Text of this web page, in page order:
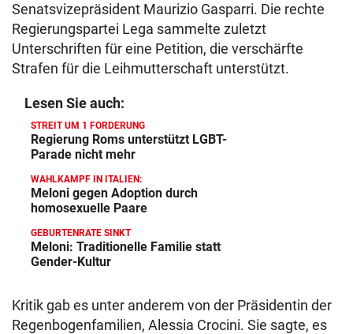
Senatsvizepräsident Maurizio Gasparri. Die rechte
Regierungspartei Lega sammelte zuletzt
Unterschriften für eine Petition, die verschärfte
Strafen für die Leihmutterschaft unterstützt.
Lesen Sie auch:
STREIT UM 1 FORDERUNG
Regierung Roms unterstützt LGBT-
Parade nicht mehr
WAHLKAMPF IN ITALIEN:
Meloni gegen Adoption durch
homosexuelle Paare
GEBURTENRATE SINKT
Meloni: Traditionelle Familie statt
Gender-Kultur
Kritik gab es unter anderem von der Präsidentin der
Regenbogenfamilien, Alessia Crocini. Sie sagte, es